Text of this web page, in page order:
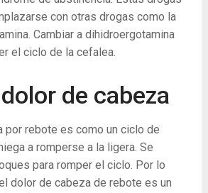
con otras drogas como la
Cambiar a dihidroergotamina
el ciclo de la cefalea.
de cabeza
por rebote es como un ciclo de
a romperse a la ligera. Se
para romper el ciclo. Por lo
dolor de cabeza de rebote es un